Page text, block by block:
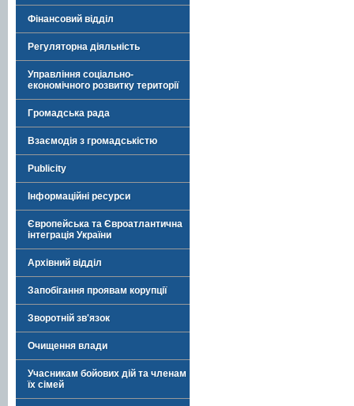
Фінансовий відділ
Регуляторна діяльність
Управління соціально-
економічного розвитку території
Громадська рада
Взаємодія з громадськістю
Publicity
Інформаційні ресурси
Європейська та Євроатлантична
інтеграція України
Архівний відділ
Запобігання проявам корупції
Зворотній зв'язок
Очищення влади
Учасникам бойових дій та членам
їх сімей